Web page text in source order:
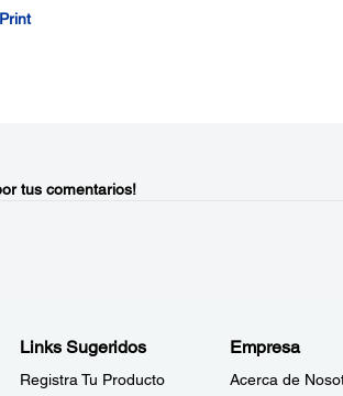
tus comentarios!
Links Sugeridos
Registra Tu Producto
Empresa
Acerca de